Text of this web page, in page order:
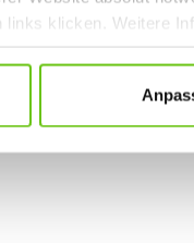
klicken. Weitere